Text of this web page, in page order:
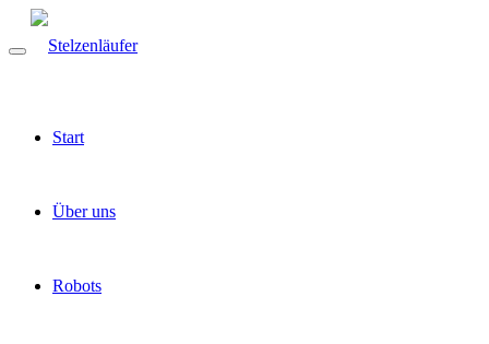
Start
Über uns
Robots